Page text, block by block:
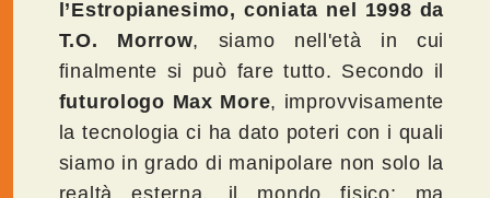
l’Estropianesimo, coniata nel 1998 da
T.O. Morrow, siamo nell'età in cui
finalmente si può fare tutto. Secondo il
futurologo Max More, improvvisamente
la tecnologia ci ha dato poteri con i quali
siamo in grado di manipolare non solo la
realtà esterna, il mondo fisico; ma